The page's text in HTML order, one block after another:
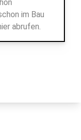
im Bau
abrufen.